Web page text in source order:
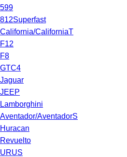
599
812Superfast
California/CaliforniaT
F12
F8
GTC4
Jaguar
JEEP
Lamborghini
Aventador/AventadorS
Huracan
Revuelto
URUS